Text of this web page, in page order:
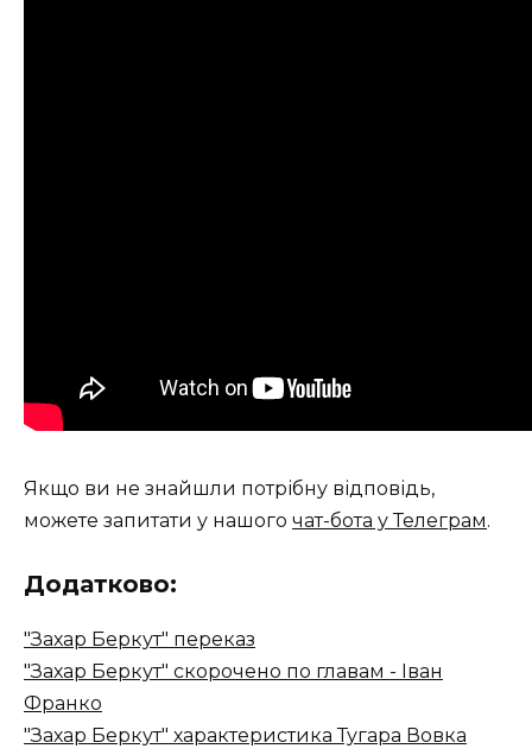
Якщо ви не знайшли потрібну відповідь,
можете запитати у нашого чат-бота у Телеграм.
Додатково:
"Захар Беркут" переказ
"Захар Беркут" скорочено по главам - Іван
Франко
"Захар Беркут" характеристика Тугара Вовка